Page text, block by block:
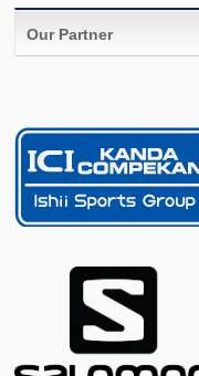
Our Partner